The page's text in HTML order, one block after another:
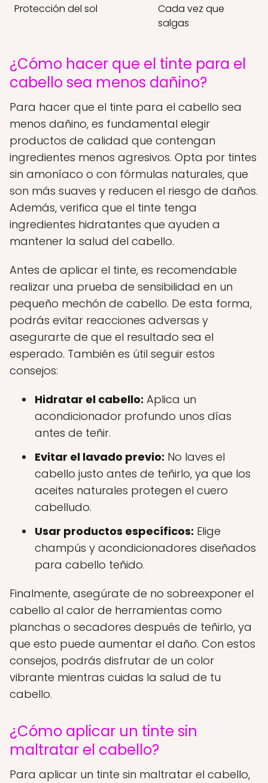
Protección del sol
Cada vez que
salgas
¿Cómo hacer que el tinte para el
cabello sea menos dañino?
Para hacer que el tinte para el cabello sea
menos dañino, es fundamental elegir
productos de calidad que contengan
ingredientes menos agresivos. Opta por tintes
sin amoníaco o con fórmulas naturales, que
son más suaves y reducen el riesgo de daños.
Además, verifica que el tinte tenga
ingredientes hidratantes que ayuden a
mantener la salud del cabello.
Antes de aplicar el tinte, es recomendable
realizar una prueba de sensibilidad en un
pequeño mechón de cabello. De esta forma,
podrás evitar reacciones adversas y
asegurarte de que el resultado sea el
esperado. También es útil seguir estos
consejos:
Hidratar el cabello: Aplica un
acondicionador profundo unos días
antes de teñir.
Evitar el lavado previo: No laves el
cabello justo antes de teñirlo, ya que los
aceites naturales protegen el cuero
cabelludo.
Usar productos específicos: Elige
champús y acondicionadores diseñados
para cabello teñido.
Finalmente, asegúrate de no sobreexponer el
cabello al calor de herramientas como
planchas o secadores después de teñirlo, ya
que esto puede aumentar el daño. Con estos
consejos, podrás disfrutar de un color
vibrante mientras cuidas la salud de tu
cabello.
¿Cómo aplicar un tinte sin
maltratar el cabello?
Para aplicar un tinte sin maltratar el cabello,